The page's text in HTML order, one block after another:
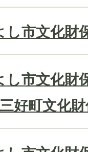
し市文化財
し市文化財
好町文化